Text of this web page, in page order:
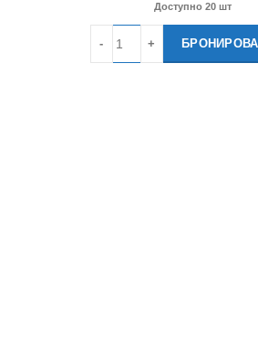
Доступно 20 шт